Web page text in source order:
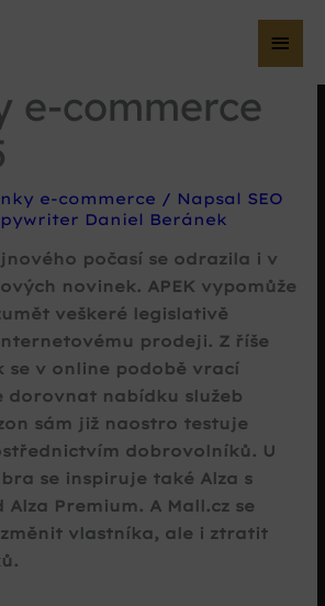
e-commerce
e-commerce / Napsal SEO
Daniel Beránek
počasí se odrazila i v
novinek. APEK vypomůže
veškeré legislativě
prodeji. Z říše
se v online podobě vrací
dorovnat nabídku služeb
sám již naostro testuje
dobrovolníků. U
se inspiruje také Alza s
Premium. A Mall.cz se
vlastníka, ale i ztratit